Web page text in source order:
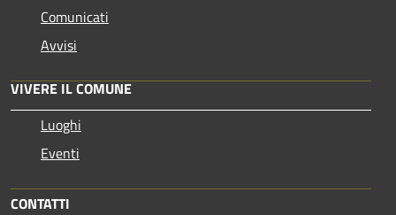
Comunicati
Avvisi
VIVERE IL COMUNE
Luoghi
Eventi
CONTATTI